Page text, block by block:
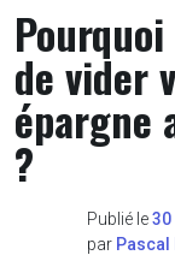
de vider
épargne
?
Publié le30
par Pascal